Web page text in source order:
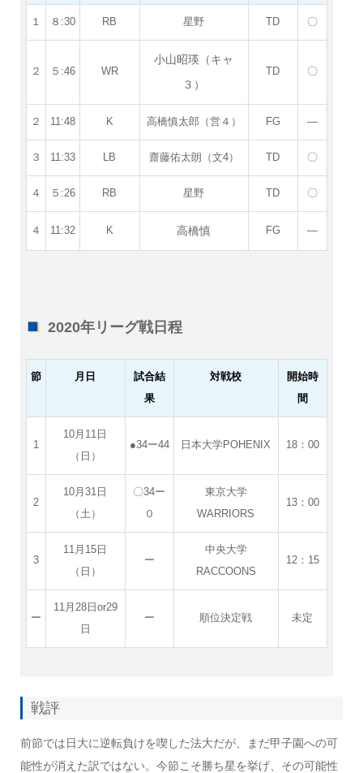
１ ８:30 RB 星野 TD 〇
２ ５:46 WR
小山昭瑛（キャ
３）
TD 〇
２ 11:48 K 高橋慎太郎（営４） FG ―
３ 11:33 LB 齋藤佑太朗（文4） TD 〇
４ ５:26 RB 星野 TD 〇
４ 11:32 K 高橋慎 FG ―
2020年リーグ戦日程
節 月日
試合結
果
対戦校
開始時
間
1
10月11日
（日）
●34ー44 日本大学POHENIX 18：00
2
10月31日
（土）
〇34ー
０
東京大学
WARRIORS
13：00
3
11月15日
（日）
ー
中央大学
RACCOONS
12：15
ー
11月28日or29
日
ー 順位決定戦 未定
戦評
前節では日大に逆転負けを喫した法大だが、まだ甲子園への可
能性が消えた訳ではない。今節こそ勝ち星を挙げ、その可能性